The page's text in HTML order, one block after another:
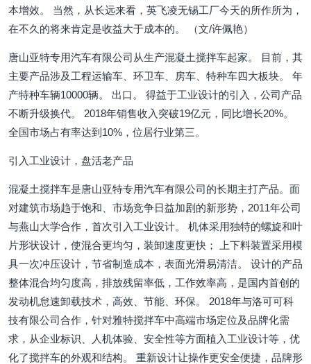
本增效。 当然，从长远来看，英飞凌无锡工厂今天的所作所为，
在不久的将来肯定是收益大于成本的。 （文/许佩艳）
唐山亚特专用汽车有限公司从生产混凝土搅拌车起家。 目前，其
主要产品涉及工程运输车、环卫车、房车、特种车四大板块。 年
产特种车辆10000辆。 出口。 得益于工业设计的引入，公司产品
不断升级换代。 2018年销售收入突破19亿元，同比增长20%。
全国市场占有率达到10%，位居行业第三。
引入工业设计，盘活老产品
混凝土搅拌车是唐山亚特专用汽车有限公司的长期主打产品。面
对建筑市场趋于饱和、市场竞争日益加剧的新形势，2011年公司
与燕山大学合作，首次引入工业设计。 机体采用独特的螺旋和叶
片形状设计，使混合更均匀，装卸速度更快； 上下料装置采用模
具一次冲压设计，节省制造成本，表面光滑易清洁。 设计的产品
整体混合均匀度高，排放残留率低，工作效率高，是国内首创的
发动机怠速卸载技术，高效、节能、环保。 2018年与洛可可科
技有限公司合作，针对雅特搅拌车中高端市场定位及品牌化需
求，从企业标识、人机体验、安全性等方面植入工业设计等，优
化了搅拌车的外观和结构。 重新设计让操作更安全便捷，品牌形